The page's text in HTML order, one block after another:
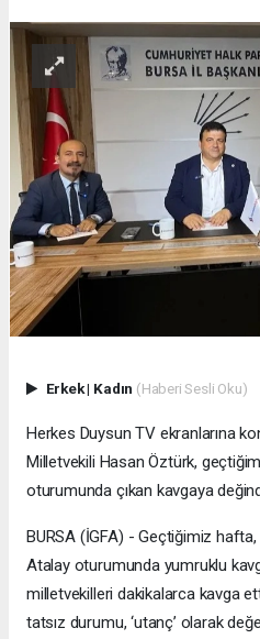
Erkek| Kadın (Haberi Sesli Oku)
Herkes Duysun TV ekranlarına
Milletvekili Hasan Öztürk,
oturumunda çıkan kavgaya
BURSA (İGFA) - Geçtiğimiz
Atalay oturumunda yumruklu
milletvekilleri dakikalarca kavga
tatsız durumu, ‘utanç’ olarak